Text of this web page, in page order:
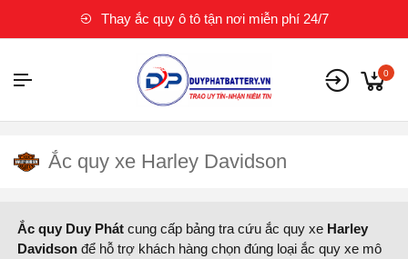
Thay ắc quy ô tô tận nơi miễn phí 24/7
0
Ắc quy xe Harley Davidson
Ắc quy Duy Phát cung cấp bảng tra cứu ắc quy xe Harley
Davidson để hỗ trợ khách hàng chọn đúng loại ắc quy xe mô